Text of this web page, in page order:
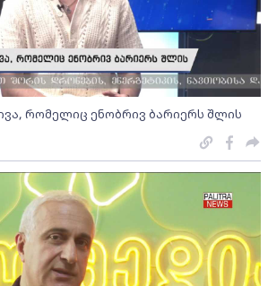
რომელიც ენობრივ ბარიერს შლის